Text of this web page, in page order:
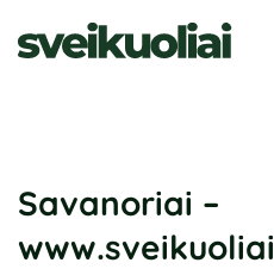
Savanoriai –